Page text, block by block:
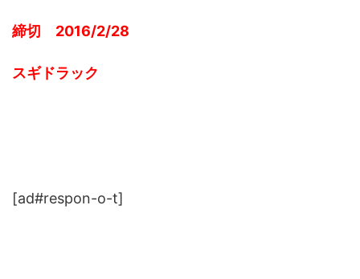
締切 2016/2/28
スギドラック
[ad#respon-o-t]